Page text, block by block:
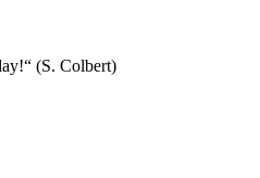
(S. Colbert)